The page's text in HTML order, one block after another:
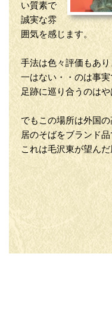
い質素で
誠実な雰
囲気を感じます。
手法は色々評価もあ
一はない・・のは事
足跡に巡り合うのは
でもこの場所は外国
居のそばをブランド
これは毛沢東が望ん